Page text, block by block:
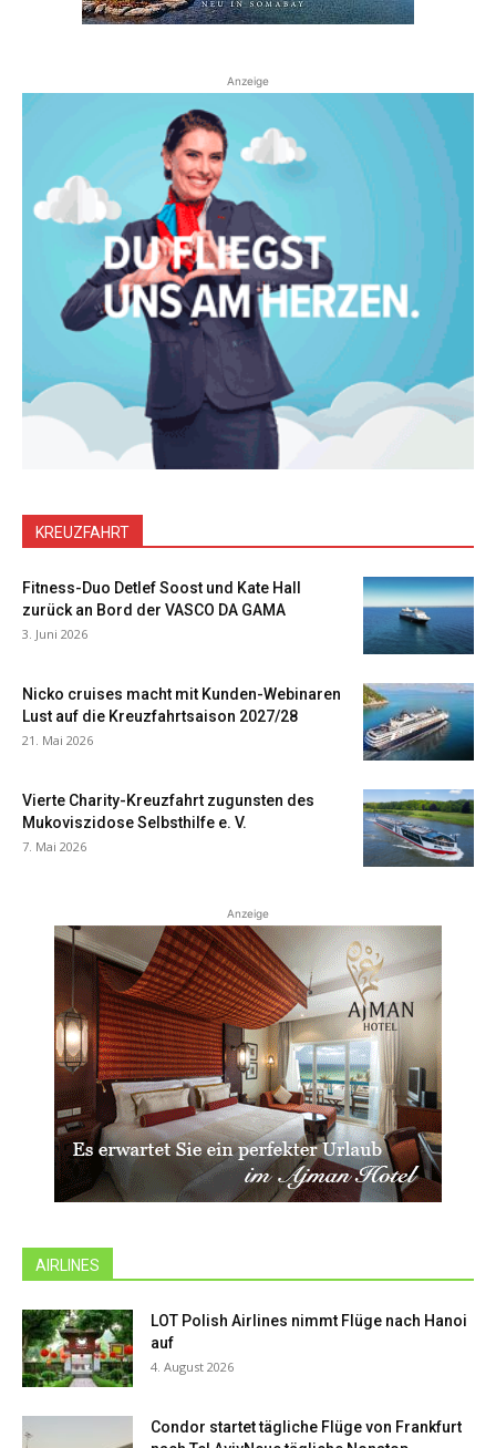
Anzeige
KREUZFAHRT
Fitness-Duo Detlef Soost und Kate Hall
zurück an Bord der VASCO DA GAMA
3. Juni 2026
Nicko cruises macht mit Kunden-Webinaren
Lust auf die Kreuzfahrtsaison 2027/28
21. Mai 2026
Vierte Charity-Kreuzfahrt zugunsten des
Mukoviszidose Selbsthilfe e. V.
7. Mai 2026
Anzeige
AIRLINES
LOT Polish Airlines nimmt Flüge nach Hanoi
auf
4. August 2026
Condor startet tägliche Flüge von Frankfurt